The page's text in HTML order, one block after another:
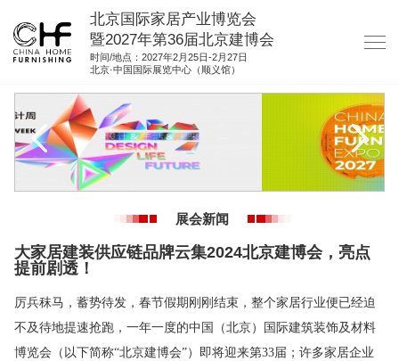
北京国际家居产业博览会
暨2027年第36届北京建博会
时间/地点：2027年2月25日-2月27日
北京·中国国际展览中心（顺义馆）
关于我们
展商服务
资料下载
集团展会
参展联络
展会新闻
大家居建装供应链品牌云集2024北京建博会，亮点
提前剧透！
厉兵秣马，蓄势待发，春节假期刚刚结束，整个家居行业便已经迫
不及待地提速抢跑，一年一度的中国（北京）国际建筑装饰及材料
博览会（以下简称“北京建博会”）即将迎来第33届；许多家居企业